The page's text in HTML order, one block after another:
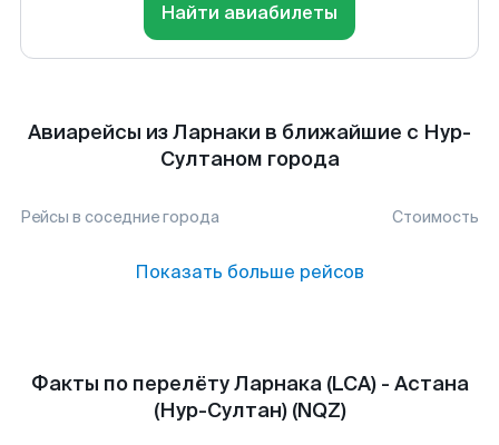
Найти авиабилеты
Авиарейсы из Ларнаки в ближайшие с Нур-
Султаном города
Рейсы в соседние города Стоимость
Показать больше рейсов
Факты по перелёту Ларнака (LCA) - Астана
(Нур-Султан) (NQZ)